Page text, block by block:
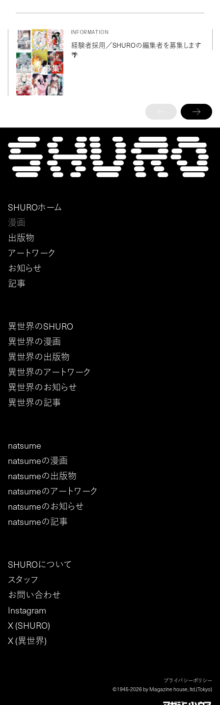
INFORMATION
経験者採用／SHUROの編集者を募集します
🌴
SHUROホーム
漫画
出版物
アートワーク
お知らせ
記事
異世界のSHURO
異世界の漫画
異世界の出版物
異世界のアートワーク
異世界のお知らせ
異世界の記事
natsume
natsumeの漫画
natsumeの出版物
natsumeのアートワーク
natsumeのお知らせ
natsumeの記事
SHUROについて
スタッフ
お問い合わせ
Instagram
X (SHURO)
X (異世界)
プライバシーポリシー
©1945-2026 by Magazine house, ltd.(Tokyo)